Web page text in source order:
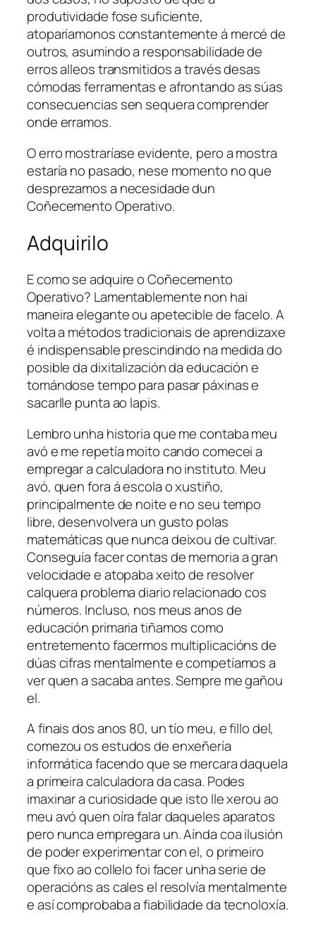
produtividade fose suficiente,
atoparíamonos constantemente á mercé de
outros, asumindo a responsabilidade de
erros alleos transmitidos a través desas
cómodas ferramentas e afrontando as súas
consecuencias sen sequera comprender
onde erramos.
O erro mostraríase evidente, pero a mostra
estaría no pasado, nese momento no que
desprezamos a necesidade dun
Coñecemento Operativo.
Adquirilo
E como se adquire oCoñecemento
Operativo? Lamentablemente non hai
maneira elegante ou apetecible de facelo. A
volta a métodos tradicionais de aprendizaxe
é indispensable prescindindo na medida do
posible da dixitalización da educación e
tomándose tempo para pasar páxinas e
sacarlle punta ao lapis.
Lembro unha historia que me contaba meu
avó e me repetía moito cando comecei a
empregar a calculadora no instituto. Meu
avó, quen fora á escola o xustiño,
principalmente de noite e no seu tempo
libre, desenvolvera un gusto polas
matemáticas que nunca deixou de cultivar.
Conseguía facer contas de memoria a gran
velocidade e atopaba xeito de resolver
calquera problema diario relacionado cos
números. Incluso, nos meus anos de
educación primaria tiñamos como
entretemento facermos multiplicacións de
dúas cifras mentalmente e competíamos a
ver quen a sacaba antes. Sempre me gañou
el.
A finais dos anos 80, un tío meu, e fillo del,
comezou os estudos de enxeñería
informática facendo que se mercara daquela
a primeira calculadora da casa. Podes
imaxinar a curiosidade que isto lle xerou ao
meu avó quen oíra falar daqueles aparatos
pero nunca empregara un. Aínda coa ilusión
de poder experimentar con el, o primeiro
que fixo ao collelo foi facer unha serie de
operacións as cales el resolvía mentalmente
e así comprobaba a fiabilidade da tecnoloxía.